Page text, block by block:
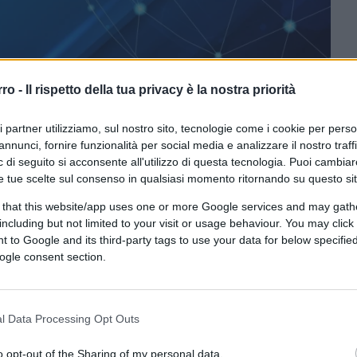
- Il rispetto della tua privacy è la nostra priorità
partner utilizziamo, sul nostro sito, tecnologie come i cookie per
fornire funzionalità per social media e analizzare il nostro
di seguito si acconsente all'utilizzo di questa tecnologia. Puoi
tue scelte sul consenso in qualsiasi momento ritornando su questo
that this website/app uses one or more Google services and may
but not limited to your visit or usage behaviour. You may
to Google and its third-party tags to use your data for below
consent section.
Data Processing Opt Outs
opt-out of the Sharing of my personal data.
su Google
come spesso succede, a sua insaputa.
milioni richiesti dalla Magistratura alla
come suo successore, cambierà per
l’accusa di sequestro aggravato per la
di galera.
e operare in Italia è
senza polemica alcuna. I magistrati sono,